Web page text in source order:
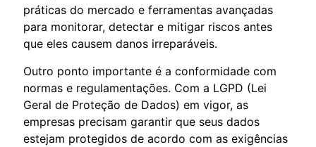
práticas do mercado e ferramentas avançadas
para monitorar, detectar e mitigar riscos antes
que eles causem danos irreparáveis.
Outro ponto importante é a conformidade com
normas e regulamentações. Com a LGPD (Lei
Geral de Proteção de Dados) em vigor, as
empresas precisam garantir que seus dados
estejam protegidos de acordo com as exigências